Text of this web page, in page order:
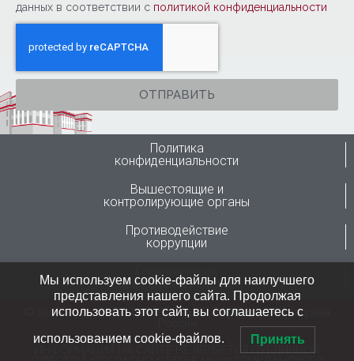
данных в соответствии с политикой конфиденциальности
ОТПРАВИТЬ
Политика
конфиденциальности
Вышестоящие и
контролирующие органы
Противодействие
коррупции
Горячая линия
Минздрава России
© 1946-2024 ФГБУ “ННИИТО им. Я.Л.Цивьяна” Минздрава
ИНФОРМАЦИЯ НА САЙТЕ НЕ ЯВЛЯЕТСЯ ПУБЛИЧНОЙ
Мы используем cookie-файлы для наилучшего
представления нашего сайта. Продолжая
использовать этот сайт, вы соглашаетесь с
использованием cookie-файлов. Принять